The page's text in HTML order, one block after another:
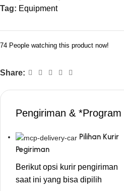
Tag: Equipment
74 People watching this product now!
Share:
Pengiriman & *Program
Pilihan Kurir
Pegiriman
Berikut opsi kurir pengiriman
saat ini yang bisa dipilih